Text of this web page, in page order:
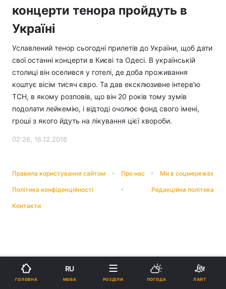
концерти тенора пройдуть в
Україні
Уславлений тенор сьогодні прилетів до України, щоб дати
свої останні концерти в Києві та Одесі. В українській
столиці він оселився у готелі, де доба проживання
коштує вісім тисяч євро. Та дав ексклюзивне інтерв'ю
ТСН, в якому розповів, що він 20 років тому зумів
подолати лейкемію, і відтоді очолює фонд свого імені,
гроші з якого йдуть на лікування цієї хвороби.
02:26, 16.12.2016
Правила користування сайтом Про нас Ми в соцмережах
Політика конфіденційності Редакційна політика
Контакти
ГОЛОВНА
RU
МОВА РОЗДІЛИ ПОГОДА ЛАЙТ